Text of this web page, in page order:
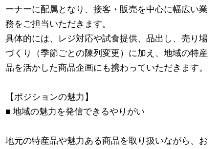
ーナーに配属となり、接客・販売を中心に幅広い業
務をご担当いただきます。
具体的には、レジ対応や試食提供、品出し、売り場
づくり（季節ごとの陳列変更）に加え、地域の特産
品を活かした商品企画にも携わっていただきます。
【ポジションの魅力】
■ 地域の魅力を発信できるやりがい
地元の特産品や魅力ある商品を取り扱いながら、お